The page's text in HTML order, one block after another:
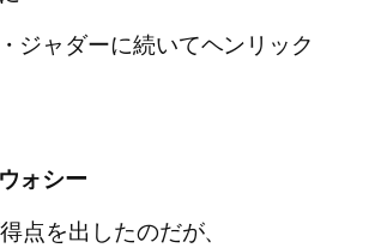
ジャダーに続いてヘンリック
ォシー
点を出したのだが、